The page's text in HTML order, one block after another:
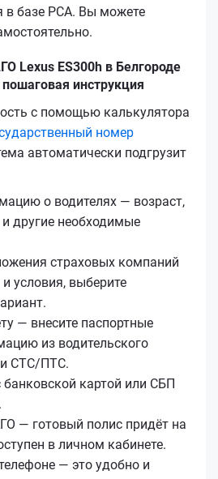
в базе РСА. Вы можете
Lexus ES300h в Белгороде
инструкция
с помощью калькулятора
номер
автоматически подгрузит
о водителях — возраст,
другие необходимые
страховых компаний
условия, выберите
— внесите паспортные
из водительского
и СТС/ПТС.
банковской картой или СБП
— готовый полис придёт на
в личном кабинете.
— это удобно и